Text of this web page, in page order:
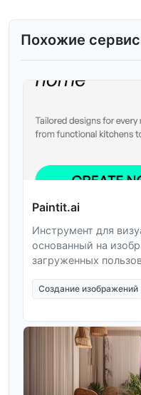
Похожие
Paintit.ai
Инструмент для
основанный на
загруженных
Создание изображений